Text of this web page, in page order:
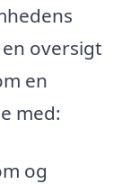
oversigt
en
med:
og